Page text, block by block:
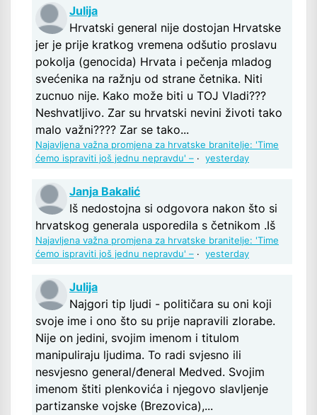
Julija
Hrvatski general nije dostojan Hrvatske
jer je prije kratkog vremena odšutio proslavu
pokolja (genocida) Hrvata i pečenja mladog
svećenika na ražnju od strane četnika. Niti
zucnuo nije. Kako može biti u TOJ Vladi???
Neshvatljivo. Zar su hrvatski nevini životi tako
malo važni???? Zar se tako...
Najavljena važna promjena za hrvatske branitelje: 'Time
ćemo ispraviti još jednu nepravdu' – · yesterday
Janja Bakalić
Iš nedostojna si odgovora nakon što si
hrvatskog generala usporedila s četnikom .Iš
Najavljena važna promjena za hrvatske branitelje: 'Time
ćemo ispraviti još jednu nepravdu' – · yesterday
Julija
Najgori tip ljudi - političara su oni koji
svoje ime i ono što su prije napravili zlorabe.
Nije on jedini, svojim imenom i titulom
manipuliraju ljudima. To radi svjesno ili
nesvjesno general/đeneral Medved. Svojim
imenom štiti plenkovića i njegovo slavljenje
partizanske vojske (Brezovica),...